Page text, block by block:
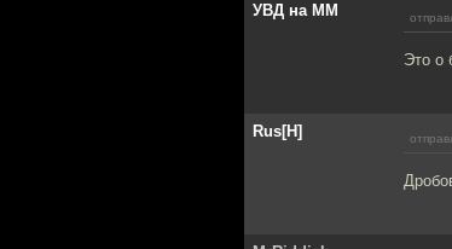
УВД на ММ
Это о
Rus[H]